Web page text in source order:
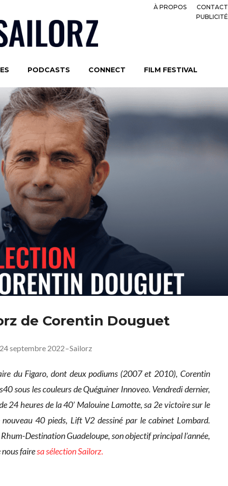
À PROPOS
CONTACT
PUBLICITÉ
PODCASTS CONNECT FILM FESTIVAL
de Corentin Douguet
24 septembre 2022–Sailorz
du Figaro, dont deux podiums (2007 et 2010), Corentin
sous les couleurs de Quéguiner Innoveo. Vendredi dernier,
24 heures de la 40’ Malouine Lamotte, sa 2e victoire sur le
40 pieds, Lift V2 dessiné par le cabinet Lombard.
Destination Guadeloupe, son objectif principal l’année,
nous fairesa sélection Sailorz.